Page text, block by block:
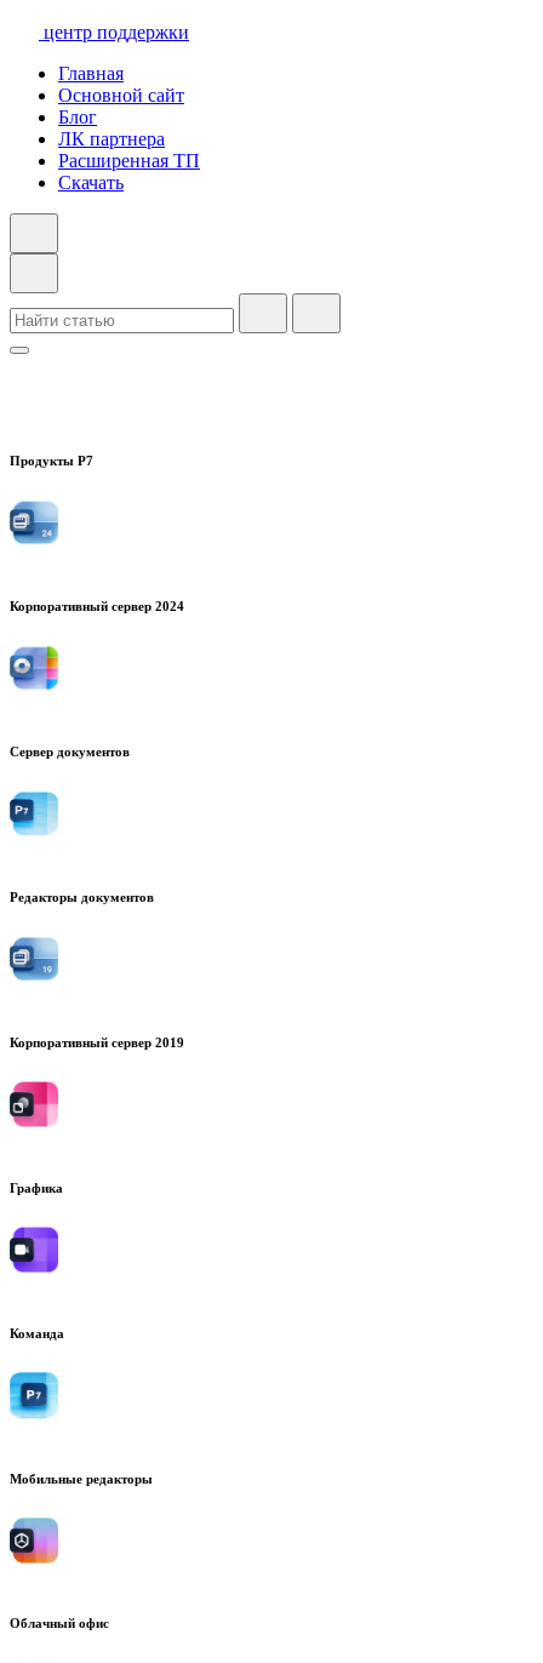
центр поддержки
Главная
Основной сайт
Блог
ЛК партнера
Расширенная ТП
Скачать
Продукты Р7
Корпоративный сервер 2024
Сервер документов
Редакторы документов
Корпоративный сервер 2019
Графика
Команда
Мобильные редакторы
Облачный офис